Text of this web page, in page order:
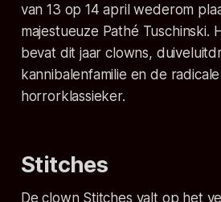
van 13 op 14 april wederom
majestueuze Pathé Tuschinski.
bevat dit jaar clowns,
kannibalenfamilie en de
horrorklassieker.
Stitches
De clown Stitches valt op het